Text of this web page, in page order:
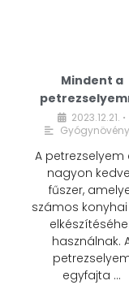
Mindent a
2023.12.21. •
A petrezselyem
nagyon
fűszer,
számos
használnak.
egyfajta …